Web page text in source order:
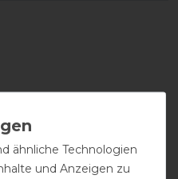
ähnliche Technologien
und Anzeigen zu